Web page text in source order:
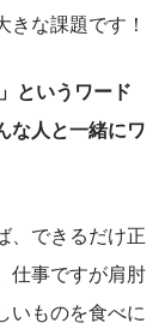
な課題です！
というワード
な人と一緒にワ
、できるだけ正
仕事ですが肩肘
いものを食べに